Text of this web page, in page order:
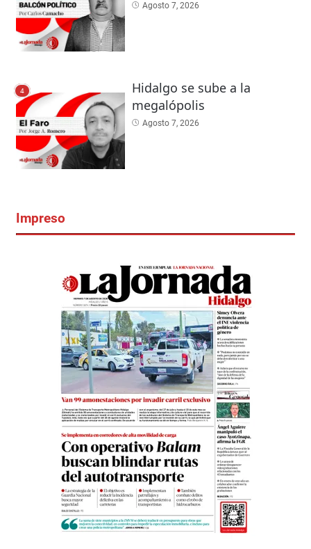
Agosto 7, 2026
4
Hidalgo se sube a la
megalópolis
Agosto 7, 2026
Impreso